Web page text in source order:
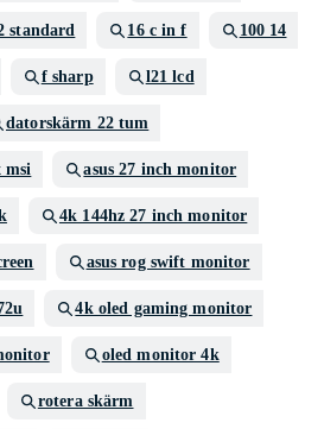
standard 16 c in f 100 14
f sharp l21 lcd
datorskärm 22 tum
msi asus 27 inch monitor
4k 144hz 27 inch monitor
asus rog swift monitor
4k oled gaming monitor
oled monitor 4k
rotera skärm